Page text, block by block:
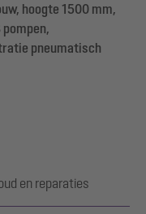
hoogte 1500 mm,
pneumatisch
en reparaties